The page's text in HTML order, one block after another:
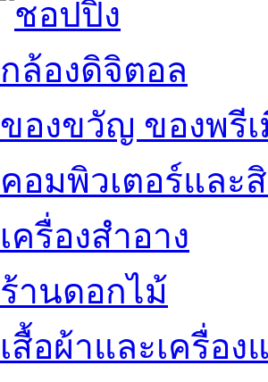
กล้องดิจิตอล
ของขวัญ ของพรี
คอมพิวเตอร์และ
เครื่องสำอาง
ร้านดอกไม้
เสื้อผ้าและเครื่อง